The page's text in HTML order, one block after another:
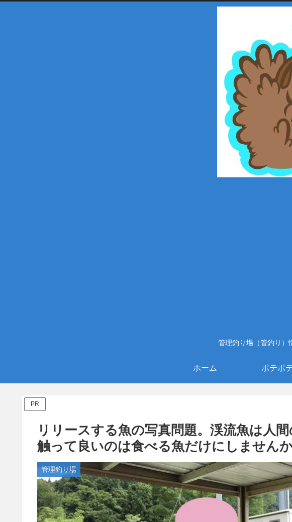
管理釣り場（管釣り）
ホーム ポテポ
PR
リリースする魚の写真問題。渓流魚は人
触って良いのは食べる魚だけにしません
管理釣り場